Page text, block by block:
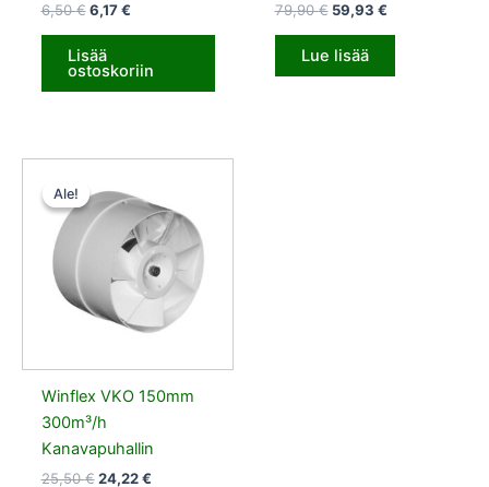
6,50€ 6,17€
Lisää
ostoskoriin
79,90€ 59,93 €
Lue lisää
Ale!
Ale!
Winflex VKO 150mm
300m³/h
Kanavapuhallin
25,50€
oli:
25,50 €.
24,22€
on:
24,22 €.